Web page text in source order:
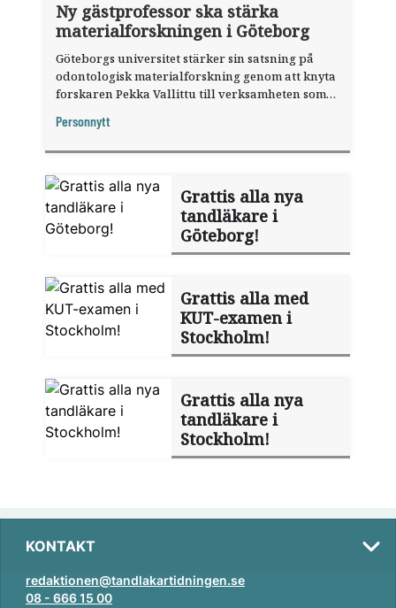
Ny gästprofessor ska stärka
materialforskningen i Göteborg
Göteborgs universitet stärker sin satsning på
odontologisk materialforskning genom att knyta
forskaren Pekka Vallittu till verksamheten som
Personnytt
Grattis alla nya
tandläkare i
Göteborg!
Grattis alla med
KUT-examen i
Stockholm!
Grattis alla nya
tandläkare i
Stockholm!
KONTAKT
redaktionen@tandlakartidningen.se
08 - 666 15 00